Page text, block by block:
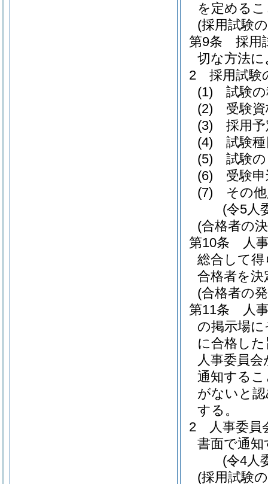
を定める
(採用試験
第9条
採用
切な方法
2
採用試験
(1)
試験
(2)
受験
(3)
採用
(4)
試験
(5)
試験
(6)
受験
(7)
その
(令5人
(合格者の
第10条
人
総合して
合格者を
(合格者の
第11条
人
の掲示場
に合格し
人事委員
通知する
がないと
する。
2
人事委
書面で通
(令4人
(採用試験